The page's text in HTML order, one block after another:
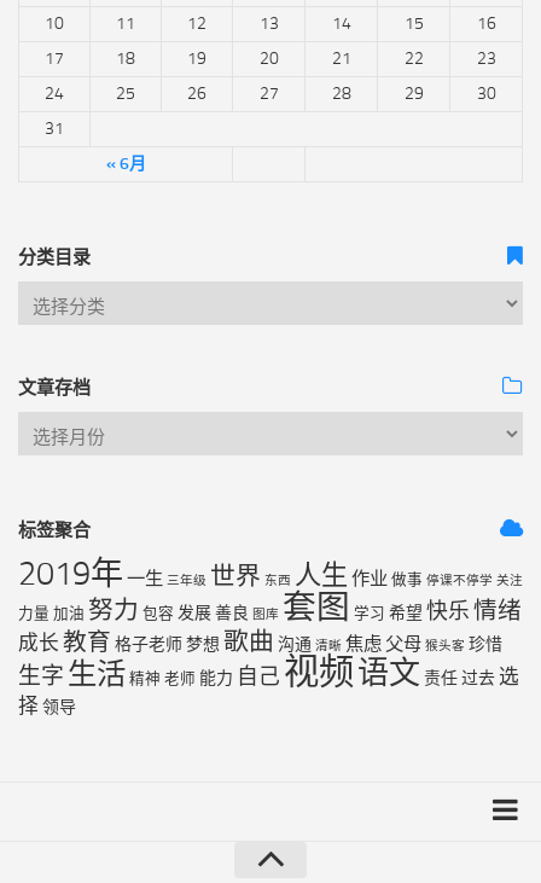
« 6月
10
11 12 13 14 15
16
17
18 19 20 21 22
23
24
25 26 27 28 29
30
31
分类目录
文章存档
标签聚合
2019年 一生 三年级 世界 东西 人生 作业 做事 停课不停学 关注
力量 加油 努力 包容 发展善良 图库 套图 学习 希望 快乐情绪
成长 教育 格子老师梦想 歌曲 沟通 清晰 焦虑 父母 猴头客 珍惜
生字 生活 精神 老师 能力 自己 视频语文 责任过去 选
择 领导